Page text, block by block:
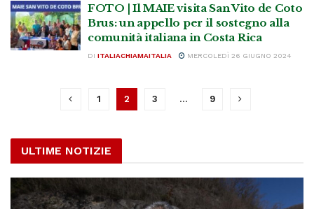
FOTO | Il MAIE visita San Vito de Coto
Brus: un appello per il sostegno alla
comunità italiana in Costa Rica
DI ITALIACHIAMAITALIA MERCOLEDÌ 26 GIUGNO 2024
1 2 3 … 9
ULTIME NOTIZIE